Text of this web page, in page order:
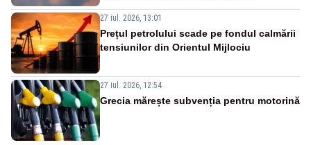
27 iul. 2026, 13:01
Prețul petrolului scade pe fondul calmării
tensiunilor din Orientul Mijlociu
27 iul. 2026, 12:54
Grecia mărește subvenția pentru motorină